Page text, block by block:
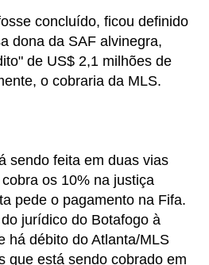
concluído, ficou definido
dona da SAF alvinegra,
de US$ 2,1 milhões de
o cobraria da MLS.
sendo feita em duas vias
os 10% na justiça
pede o pagamento na Fifa.
jurídico do Botafogo à
há débito do Atlanta/MLS
que está sendo cobrado em